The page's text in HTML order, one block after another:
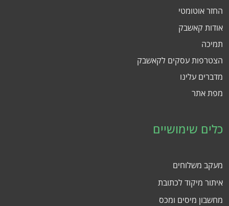
החזר אוטומטי
אודות קאשבק
תמיכה
הצטרפות עסקים לקאשבק
מדברים עלינו
מפת אתר
כלים שימושיים
מעקב משלוחים
איתור מיקוד לכתובת
מחשבון מיסים ומכס